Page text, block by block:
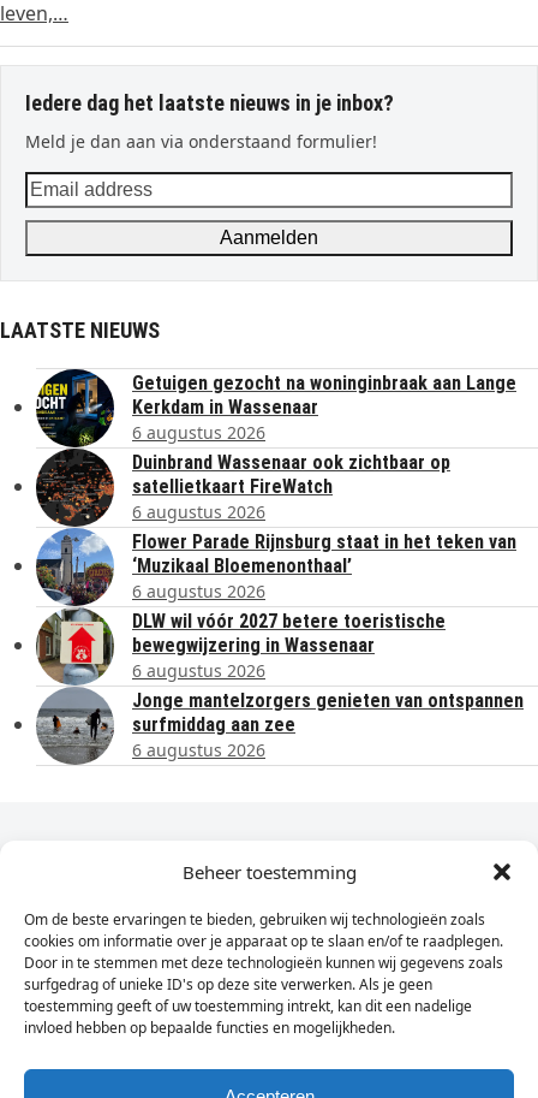
Beheer toestemming
Om de beste ervaringen te bieden, gebruiken wij technologieën zoals
cookies om informatie over je apparaat op te slaan en/of te raadplegen.
Door in te stemmen met deze technologieën kunnen wij gegevens zoals
surfgedrag of unieke ID's op deze site verwerken. Als je geen
toestemming geeft of uw toestemming intrekt, kan dit een nadelige
invloed hebben op bepaalde functies en mogelijkheden.
leven,…
Iedere dag het laatste nieuws in je inbox?
Meld je dan aan via onderstaand formulier!
Email
address
Aanmelden
LAATSTE NIEUWS
Getuigen gezocht na woninginbraak aan Lange
Kerkdam in Wassenaar
6 augustus 2026
Duinbrand Wassenaar ook zichtbaar op
satellietkaart FireWatch
6 augustus 2026
Flower Parade Rijnsburg staat in het teken van
‘Muzikaal Bloemenonthaal’
6 augustus 2026
DLW wil vóór 2027 betere toeristische
bewegwijzering in Wassenaar
6 augustus 2026
Jonge mantelzorgers genieten van ontspannen
surfmiddag aan zee
6 augustus 2026
Dagelijks het laatste nieuws in je e-mail?
Vul
hier
je
e-
mailadres
in
Sign Up